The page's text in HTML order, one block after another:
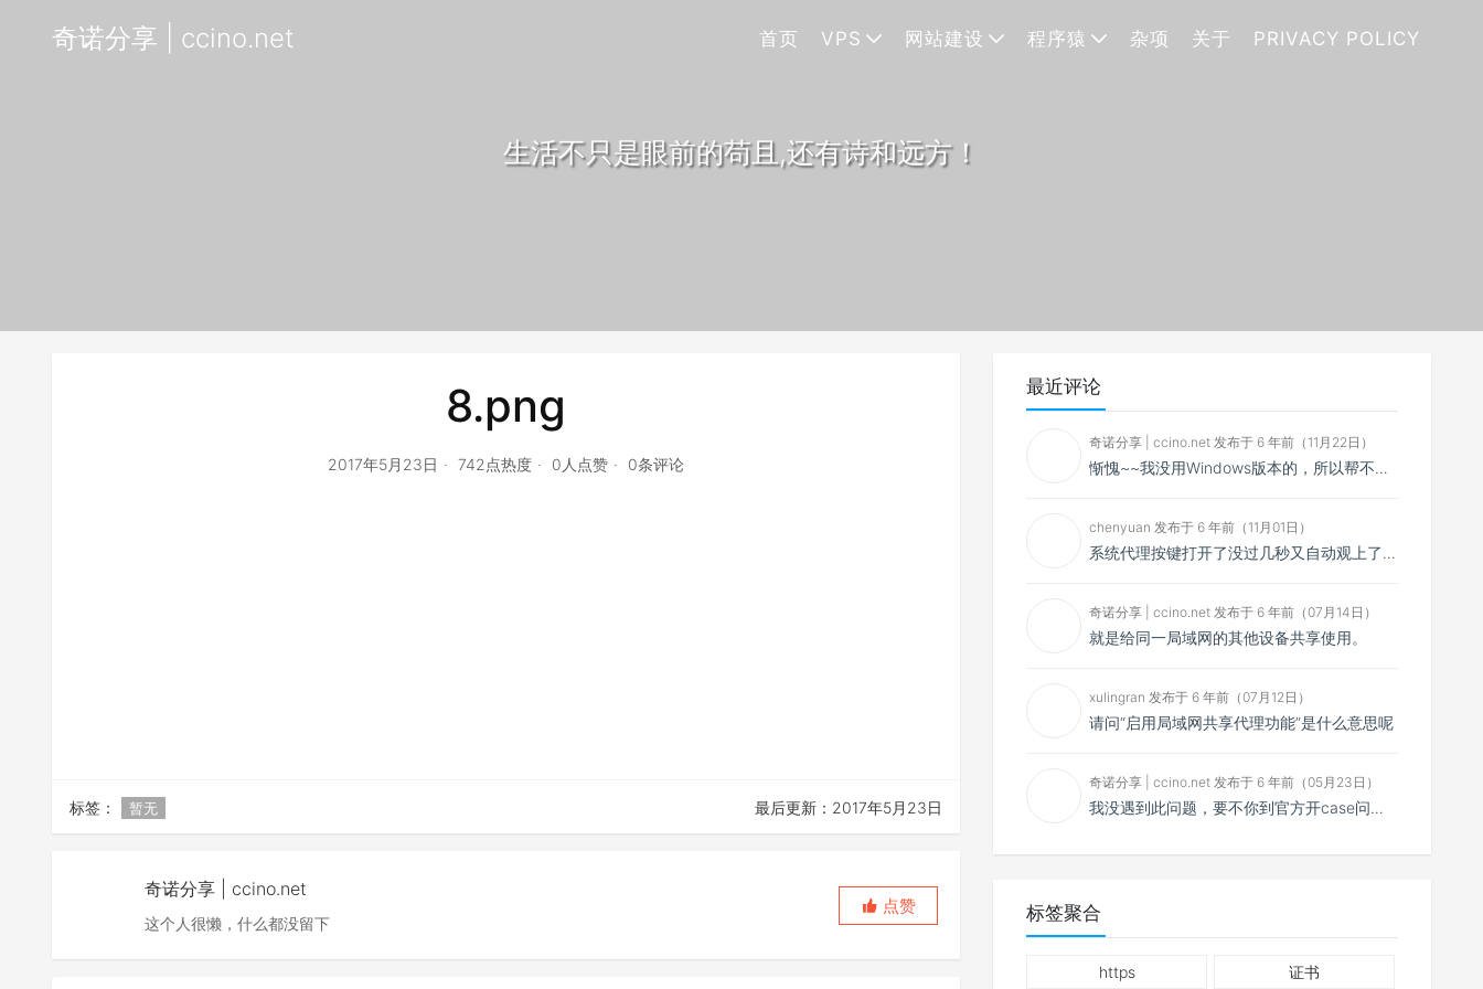
奇诺分享 | ccino.net 首页 VPS 网站建设 程序猿 杂项 关于 PRIVACY POLICY
生活不只是眼前的苟且,还有诗和远方！
8.png
2017年5月23日 742点热度 0人点赞 0条评论
标签： 暂无 最后更新：2017年5月23日
奇诺分享 | ccino.net
这个人很懒，什么都没留下
点赞
最近评论
奇诺分享 | ccino.net 发布于 6 年前（11月22日）
惭愧~~我没用Windows版本的，所以帮不了你~~
chenyuan 发布于 6 年前（11月01日）
系统代理按键打开了没过几秒又自动观上了，导致一直打开不了，是什么问题呢？感谢大佬，请帮帮忙！谢谢！
奇诺分享 | ccino.net 发布于 6 年前（07月14日）
就是给同一局域网的其他设备共享使用。
xulingran 发布于 6 年前（07月12日）
请问“启用局域网共享代理功能”是什么意思呢
奇诺分享 | ccino.net 发布于 6 年前（05月23日）
我没遇到此问题，要不你到官方开case问问看？
标签聚合
https 证书